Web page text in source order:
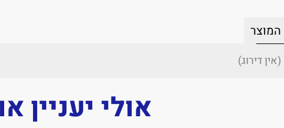
(אין דירוג)
אולי יעניין